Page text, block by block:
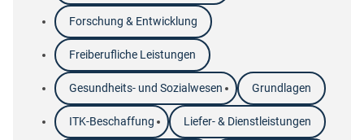
Forschung & Entwicklung
Freiberufliche Leistungen
Gesundheits- und Sozialwesen Grundlagen
ITK-Beschaffung Liefer- & Dienstleistungen